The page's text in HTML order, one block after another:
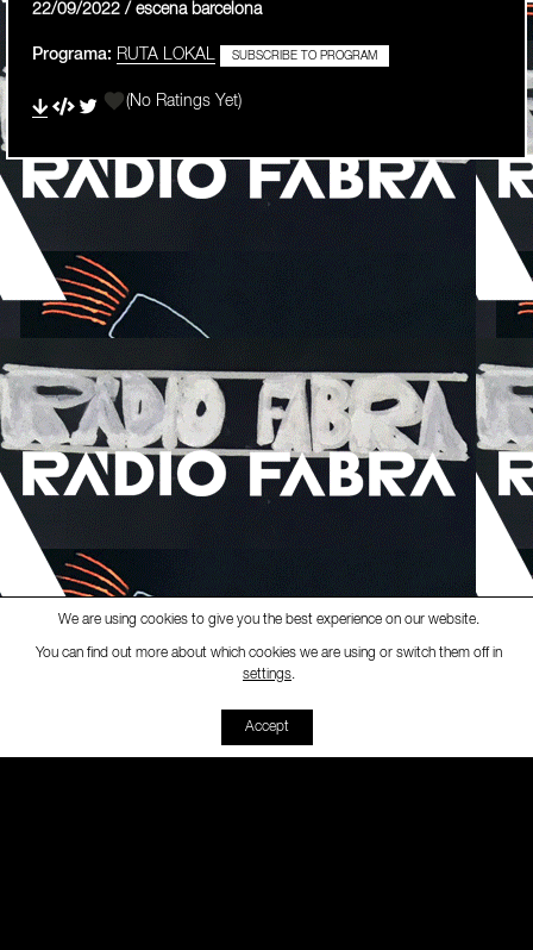
22/09/2022 / escena barcelona
Programa: RUTA LOKAL SUBSCRIBE TO PROGRAM
(No Ratings Yet)
Ràdio Fabra - [RUTA LOKAL]
We are using cookies to give you the best experience on our website.
You can find out more about which cookies we are using or switch them off in
settings.
Accept